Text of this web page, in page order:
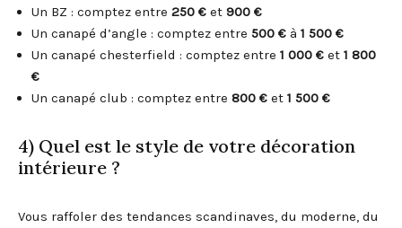
Un BZ : comptez entre 250 € et 900 €
Un canapé d’angle : comptez entre 500 € à 1 500 €
Un canapé chesterfield : comptez entre 1 000 € et 1 800
€
Un canapé club : comptez entre 800 € et 1 500 €
4) Quel est le style de votre décoration
intérieure ?
Vous raffoler des tendances scandinaves, du moderne, du